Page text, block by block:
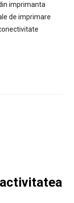
imprimanta
de imprimare